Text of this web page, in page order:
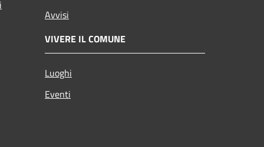
Avvisi
VIVERE IL COMUNE
Luoghi
Eventi